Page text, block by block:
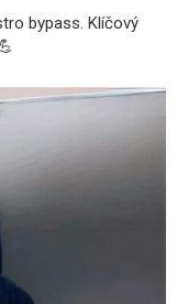
bypass. Klíčový